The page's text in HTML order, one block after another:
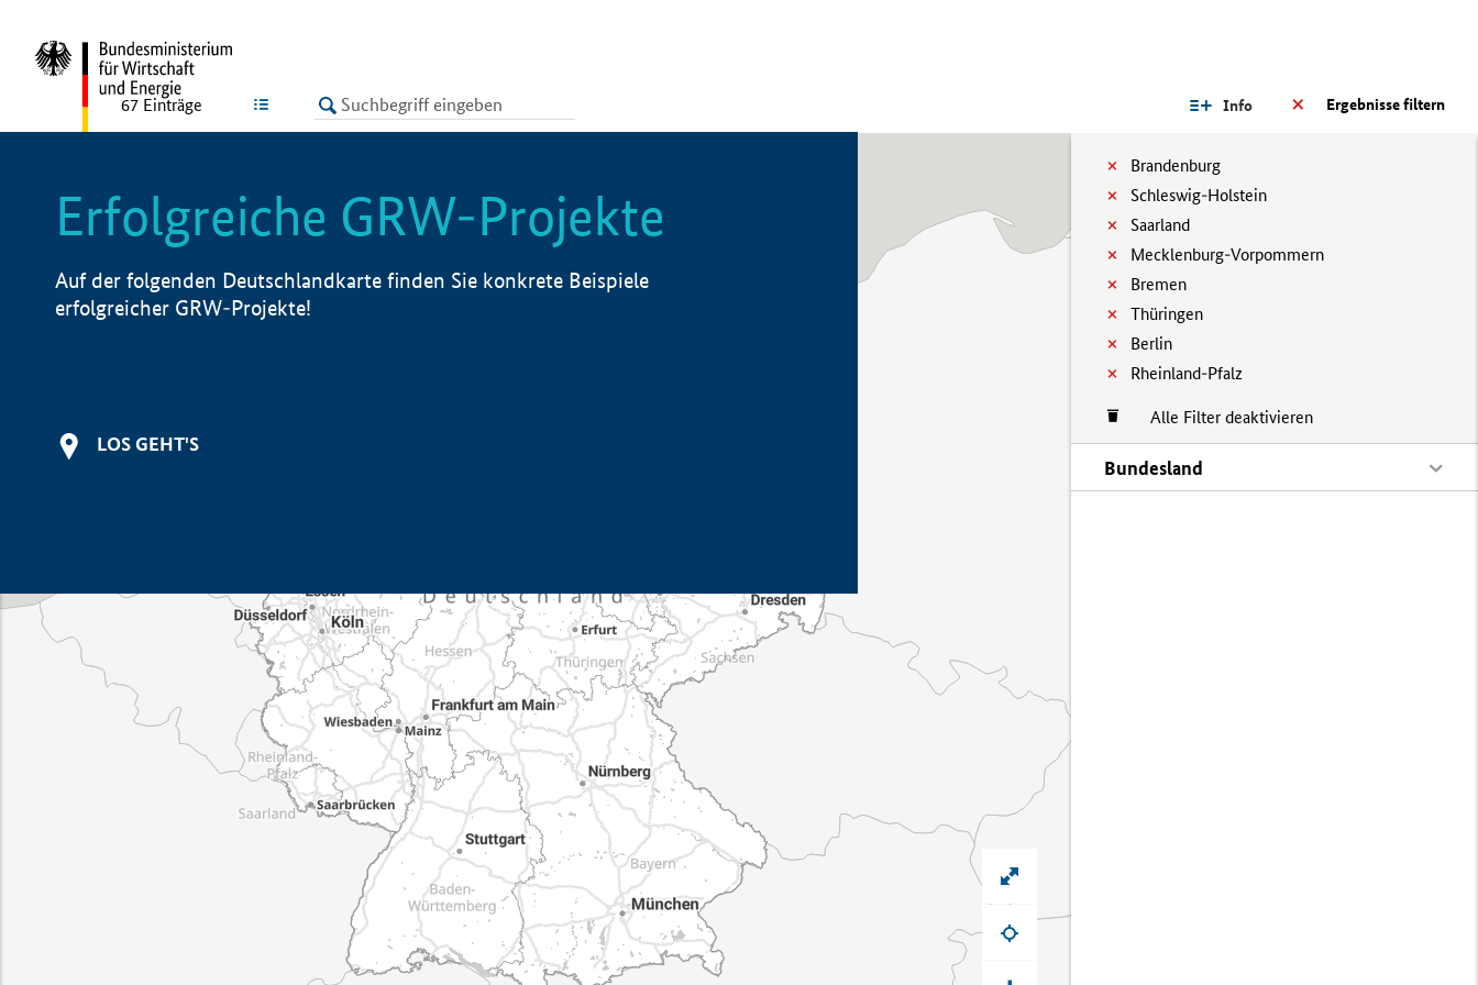
LISTE Ergebnisse filtern
Info
Brandenburg
Schleswig-Holstein
Saarland
Mecklenburg-Vorpommern
Bremen
Thüringen
Berlin
Rheinland-Pfalz
Alle Filter deaktivieren
Bundesland
67 Einträge
Erfolgreiche GRW-Projekte
Auf der folgenden Deutschlandkarte finden Sie konkrete Beispiele
erfolgreicher GRW-Projekte!
LOS GEHT'S